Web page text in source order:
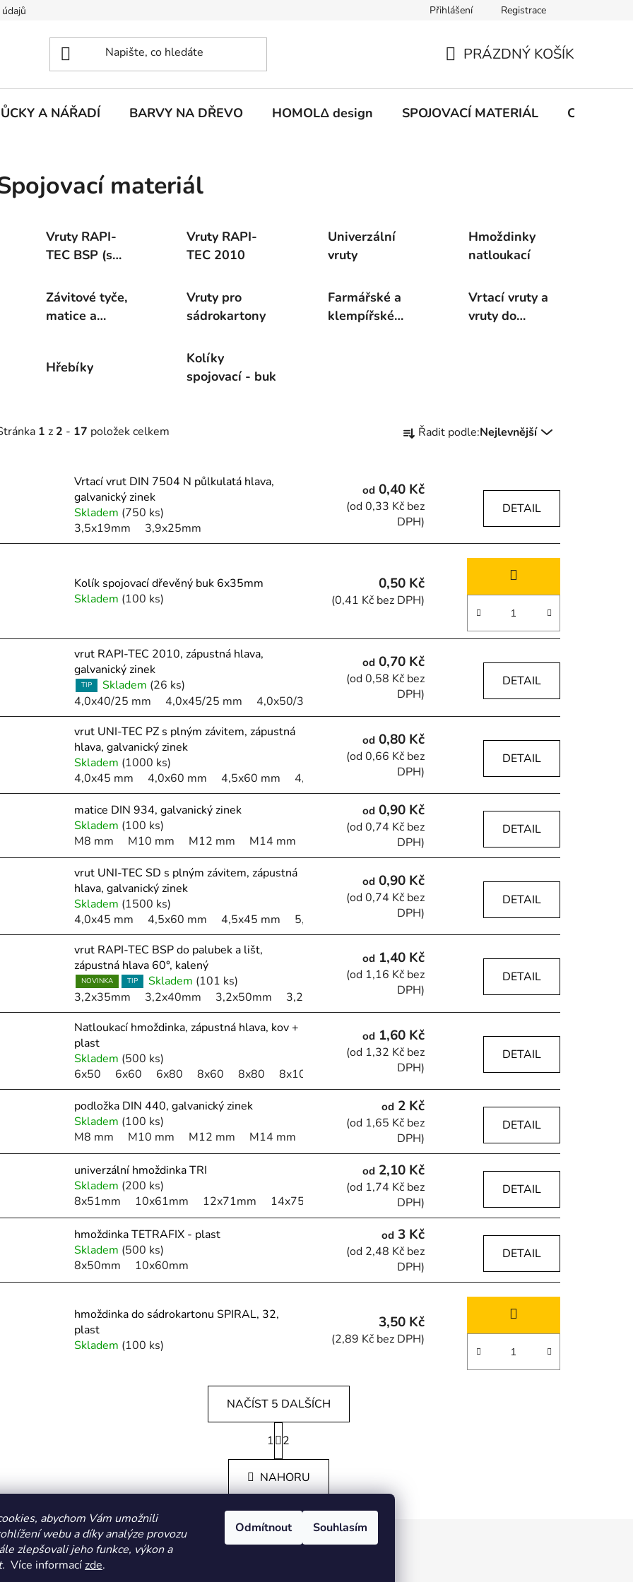
abychom Vám umožnili
webu a díky analýze provozu
zlepšovali jeho funkce, výkon a
Více informacízde.
Odmítnout Souhlasím
Přihlášení Registrace
KOŠÍK
PRÁZDNÝ KOŠÍK
A NÁŘADÍ BARVY NA DŘEVO HOMOLΔ design SPOJOVACÍ MATERIÁL CHEMIE
materiál
Vruty RAPI-
TEC BSP (s
Vruty RAPI-
TEC 2010
Univerzální
vruty
Hmoždinky
natloukací
Závitové tyče,
matice a
Vruty pro
sádrokartony
Farmářské a
klempířské
Vrtací vruty a
vruty do
Hřebíky
Kolíky
spojovací - buk
1 z 2 - 17 položek celkem
a
n
í
p
r
d
u
t
ů
Řadit podle:Nejlevnější
Vrtací vrut DIN 7504 N půlkulatá hlava,
galvanický zinek
Skladem (750 ks)
3,5x19mm
3,9x25mm
od 0,40 Kč
(od 0,33 Kč bez
DPH)
DETAIL
Kolík spojovací dřevěný buk 6x35mm
Skladem (100 ks)
0,50 Kč
(0,41 Kč bez DPH)
vrut RAPI-TEC 2010, zápustná hlava,
galvanický zinek
TIP Skladem (26 ks)
4,0x40/25 mm
4,0x45/25 mm 4,0x50/30 mm 4,0x60/35 mm 4,0x70/35 mm 4,5x40/24 mm
od 0,70 Kč
(od 0,58 Kč bez
DPH)
DETAIL
vrut UNI-TEC PZ s plným závitem, zápustná
hlava, galvanický zinek
Skladem (1000 ks)
4,0x45 mm
4,0x60 mm 4,5x60 mm 4,5x45 mm 5,0x80 mm
od 0,80 Kč
(od 0,66 Kč bez
DPH)
DETAIL
matice DIN 934, galvanický zinek
Skladem (100 ks)
M8 mm
M10 mm M12 mm M14 mm
od 0,90 Kč
(od 0,74 Kč bez
DPH)
DETAIL
vrut UNI-TEC SD s plným závitem, zápustná
hlava, galvanický zinek
Skladem (1500 ks)
4,0x45 mm
4,5x60 mm 4,5x45 mm 5,0x80 mm
od 0,90 Kč
(od 0,74 Kč bez
DPH)
DETAIL
vrut RAPI-TEC BSP do palubek a lišt,
zápustná hlava 60°, kalený
NOVINKA TIP Skladem (101 ks)
3,2x35mm
3,2x40mm 3,2x50mm 3,2x60mm
od 1,40 Kč
(od 1,16 Kč bez
DPH)
DETAIL
Natloukací hmoždinka, zápustná hlava, kov +
plast
Skladem (500 ks)
6x50
6x60 6x80 8x60 8x80 8x100
od 1,60 Kč
(od 1,32 Kč bez
DPH)
DETAIL
podložka DIN 440, galvanický zinek
Skladem (100 ks)
M8 mm
M10 mm M12 mm M14 mm
od 2 Kč
(od 1,65 Kč bez
DPH)
DETAIL
univerzální hmoždinka TRI
Skladem (200 ks)
8x51mm
10x61mm 12x71mm 14x75mm
od 2,10 Kč
(od 1,74 Kč bez
DPH)
DETAIL
hmoždinka TETRAFIX - plast
Skladem (500 ks)
8x50mm
10x60mm
od 3 Kč
(od 2,48 Kč bez
DPH)
DETAIL
hmoždinka do sádrokartonu SPIRAL, 32,
plast
Skladem (100 ks)
3,50 Kč
(2,89 Kč bez DPH)
O
v
l
á
d
a
c
NAČÍST 5 DALŠÍCH
S
t
r
á
n
k
o
v
á
n
1 2
NAHORU
HOMOLA-shop.cz